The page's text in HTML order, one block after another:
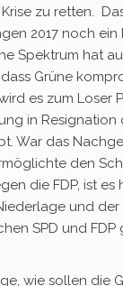
zu retten.
2017 noch ein
Spektrum hat
Grüne
es zum Loser
in Resignation
War das
den
die FDP, ist es
und
SPD und
wie sollen die